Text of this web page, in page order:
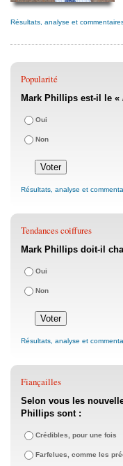
Résultats, analyse et
Popularité
Mark Phillips est-il le «
Oui
Non
Résultats, analyse et
Tendances coiffures
Mark Phillips doit-il
Oui
Non
Résultats, analyse et
Fiançailles
Selon vous les
Phillips sont :
Crédibles, pour une fois
Farfelues, comme les